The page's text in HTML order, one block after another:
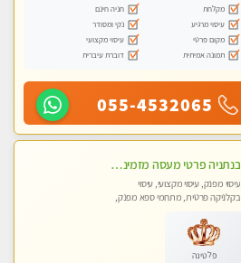
מקלחת
חניה חינם
עיסוי מרגיע
נקי ומסודר
מקום פרטי
עיסוי מקצועי
תמונה אמיתית
דוברת עיברית
055-4532065
בנתניה פרטי מעסה מזמינה אותך למפגש אחד על אחד בלי שותפות! פינוק מרגיע vip
עיסוי מפנק, עיסוי מקצועי, עיסוי
בקלניקה פרטית, מתחמי ספא מפנק,
פלטינה